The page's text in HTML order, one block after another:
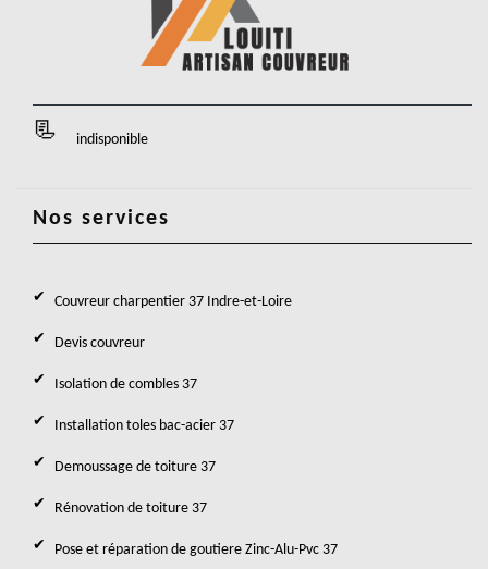
indisponible
Nos services
Couvreur charpentier 37 Indre-et-Loire
Devis couvreur
Isolation de combles 37
Installation toles bac-acier 37
Demoussage de toiture 37
Rénovation de toiture 37
Pose et réparation de goutiere Zinc-Alu-Pvc 37